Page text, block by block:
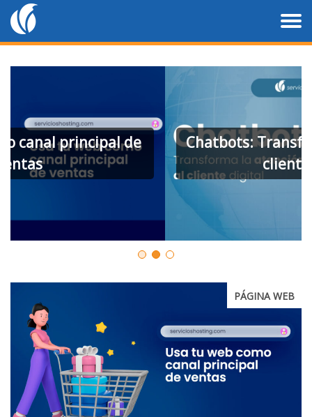
Chatbots: Transforma la atención al
cliente digital
PÁGINA WEB